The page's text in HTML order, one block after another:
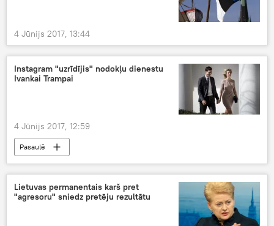
4 Jūnijs 2017, 13:44
Instagram "uzrīdījis" nodokļu dienestu
Ivankai Trampai
4 Jūnijs 2017, 12:59
Pasaulē
Lietuvas permanentais karš pret
"agresoru" sniedz pretēju rezultātu